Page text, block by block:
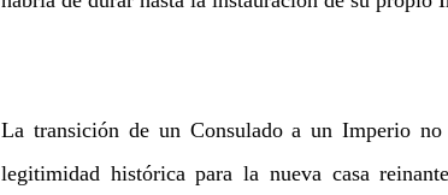
La transición de un Consulado a un Imperio
legitimidad histórica para la nueva casa